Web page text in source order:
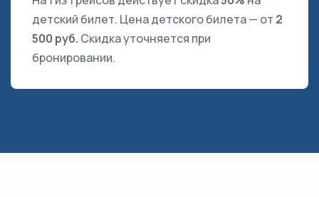
детский билет. Цена детского билета — от 2
500 руб. Скидка уточняется при
бронировании.